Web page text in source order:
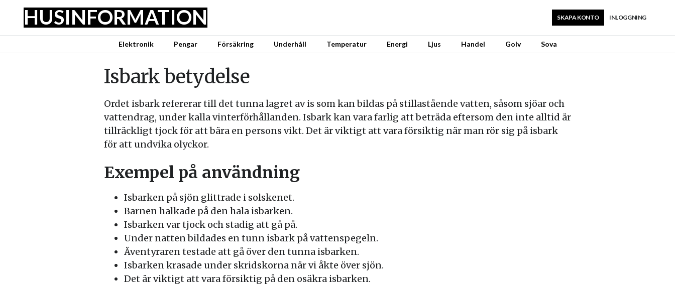
HUSINFORMATION INLOGGNING
SKAPA KONTO
Elektronik Pengar Försäkring Underhåll Temperatur Energi Ljus Handel Golv Sova
Isbark betydelse
Ordet isbark refererar till det tunna lagret av is som kan bildas på stillastående vatten, såsom sjöar och
vattendrag, under kalla vinterförhållanden. Isbark kan vara farlig att beträda eftersom den inte alltid är
tillräckligt tjock för att bära en persons vikt. Det är viktigt att vara försiktig när man rör sig på isbark
för att undvika olyckor.
Exempel på användning
Isbarken på sjön glittrade i solskenet.
Barnen halkade på den hala isbarken.
Isbarken var tjock och stadig att gå på.
Under natten bildades en tunn isbark på vattenspegeln.
Äventyraren testade att gå över den tunna isbarken.
Isbarken krasade under skridskorna när vi åkte över sjön.
Det är viktigt att vara försiktig på den osäkra isbarken.